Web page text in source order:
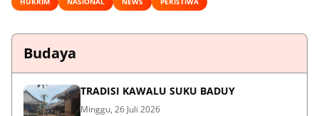
Budaya
TRADISI KAWALU SUKU BADUY
Minggu, 26 Juli 2026